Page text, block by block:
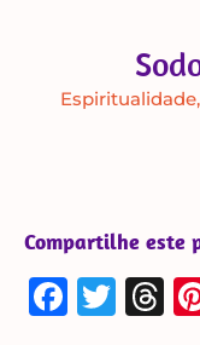
Espiritualidade,
Compartilhe este